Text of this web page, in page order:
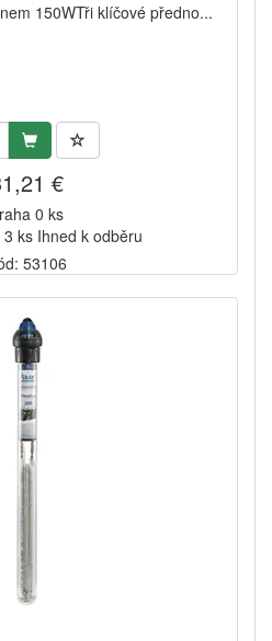
150WTři klíčové předno...
€
0 ks
ks Ihned k odběru
53106